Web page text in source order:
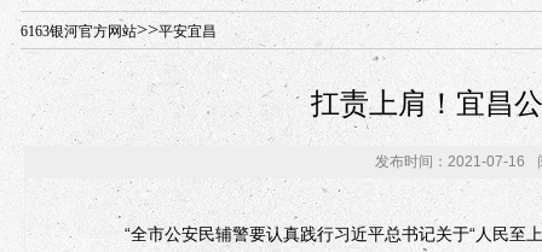
年“招才兴业”事业单位人才引进·北京站人民大学入校工作提醒
6163银河官方网站>>平安宜昌
扛责上肩！宜昌
发布时间：2021-07-16
“全市公安民辅警要认真践行习近平总书记关于“人民至